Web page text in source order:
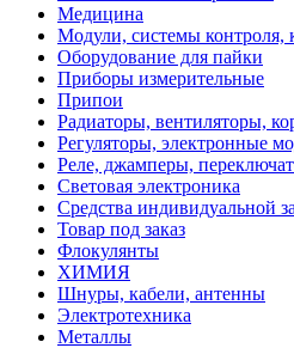
Медицина
Модули, системы контроля,
Оборудование для пайки
Приборы измерительные
Припои
Радиаторы, вентиляторы,
Регуляторы, электронные
Реле, джамперы,
Световая электроника
Средства индивидуальной
Товар под заказ
Флокулянты
ХИМИЯ
Шнуры, кабели, антенны
Электротехника
Металлы